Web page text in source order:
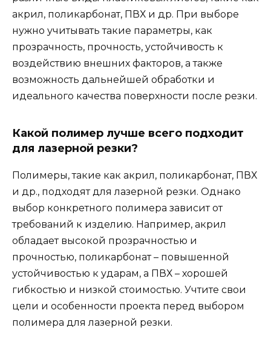
акрил, поликарбонат, ПВХ и др. При выборе
нужно учитывать такие параметры, как
прозрачность, прочность, устойчивость к
воздействию внешних факторов, а также
возможность дальнейшей обработки и
идеального качества поверхности после резки.
Какой полимер лучше всего подходит
для лазерной резки?
Полимеры, такие как акрил, поликарбонат, ПВХ
и др., подходят для лазерной резки. Однако
выбор конкретного полимера зависит от
требований к изделию. Например, акрил
обладает высокой прозрачностью и
прочностью, поликарбонат – повышенной
устойчивостью к ударам, а ПВХ – хорошей
гибкостью и низкой стоимостью. Учтите свои
цели и особенности проекта перед выбором
полимера для лазерной резки.